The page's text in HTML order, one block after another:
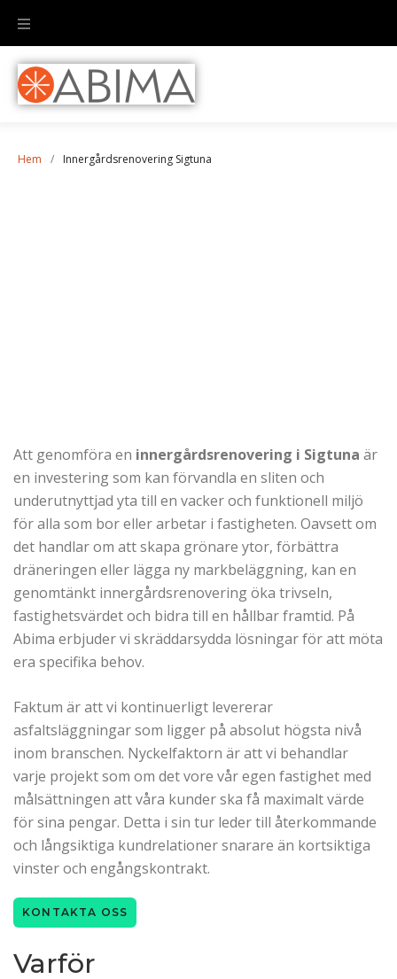
Hem / Innergårdsrenovering Sigtuna
Att genomföra en innergårdsrenovering i Sigtuna är
en investering som kan förvandla en sliten och
underutnyttjad yta till en vacker och funktionell miljö
för alla som bor eller arbetar i fastigheten. Oavsett om
det handlar om att skapa grönare ytor, förbättra
dräneringen eller lägga ny markbeläggning, kan en
genomtänkt innergårdsrenovering öka trivseln,
fastighetsvärdet och bidra till en hållbar framtid. På
Abima erbjuder vi skräddarsydda lösningar för att möta
era specifika behov.
Faktum är att vi kontinuerligt levererar
asfaltsläggningar som ligger på absolut högsta nivå
inom branschen. Nyckelfaktorn är att vi behandlar
varje projekt som om det vore vår egen fastighet med
målsättningen att våra kunder ska få maximalt värde
för sina pengar. Detta i sin tur leder till återkommande
och långsiktiga kundrelationer snarare än kortsiktiga
vinster och engångskontrakt.
KONTAKTA OSS
Varför